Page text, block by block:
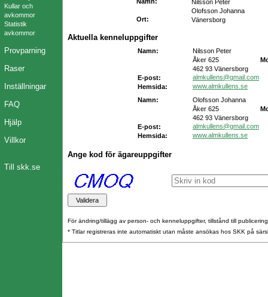
Kullar och
avkommor
Statistik
avkommor
Provparning
Raser
Inställningar
FAQ
Hjälp
Villkor
Till skk.se
Nilsson Peter
Olofsson Johanna
Ort: Vänersborg
Aktuella kenneluppgifter
Namn:
Nilsson Peter
Åker 625
462 93 Vänersborg
E-post:
almkullens@gmail.com
Hemsida:
www.almkullens.se
Namn:
Olofsson Johanna
Åker 625
462 93 Vänersborg
E-post:
almkullens@gmail.com
Hemsida:
www.almkullens.se
Ange kod för ägareuppgifter
För ändring/tillägg av person- och kenneluppgifter, tillstånd till
* Titlar registreras inte automatiskt utan måste ansökas hos SKK på